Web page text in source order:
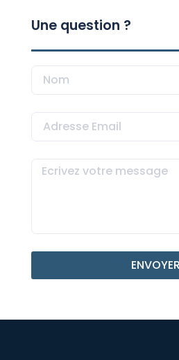
Une question ?
ENVOYER